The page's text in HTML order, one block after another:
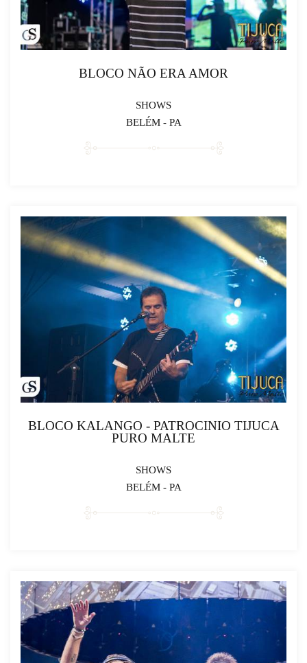
BLOCO NÃO ERA AMOR
SHOWS
BELÉM - PA
BLOCO KALANGO - PATROCINIO TIJUCA
PURO MALTE
SHOWS
BELÉM - PA